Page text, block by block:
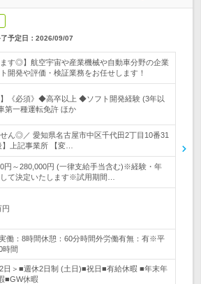
予定日： 2026/09/07
ます◎】航空宇宙や産業機械や自動車分野の企業
開発や評価・検証業務をお任せします！
】《必須》◆高卒以上 ◆ソフト開発経験 (3年以
第一種運転免許 ほか
ん◎／ 愛知県名古屋市中区千代田2丁目10番31
上記事業所 【変…
円～280,000円 (一律支給手当含む)※経験・年
て決定いたします※試用期間…
円
働：8時間休憩：60分時間外労働有無：有※平
時間
日＞■週休2日制 (土日)■祝日■有給休暇 ■年末年
■GW休暇